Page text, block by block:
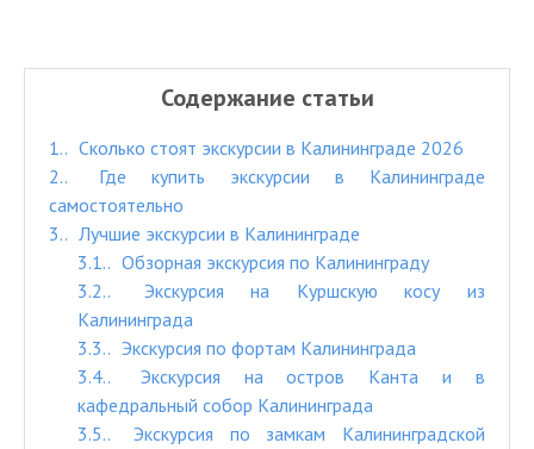
Содержание статьи
1.
Сколько стоят экскурсии в Калининграде 2026
2.
Где купить экскурсии в Калининграде
самостоятельно
3.
Лучшие экскурсии в Калининграде
3.1.
Обзорная экскурсия по Калининграду
3.2.
Экскурсия на Куршскую косу из
Калининграда
3.3.
Экскурсия по фортам Калининграда
3.4.
Экскурсия на остров Канта и в
кафедральный собор Калининграда
3.5.
Экскурсия по замкам Калининградской